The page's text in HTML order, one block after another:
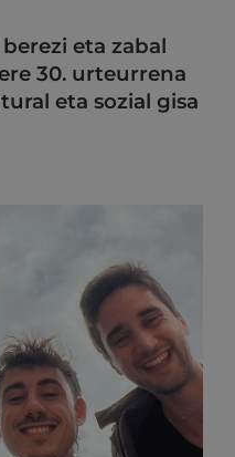
eta zabal
30. urteurrena
eta sozial gisa